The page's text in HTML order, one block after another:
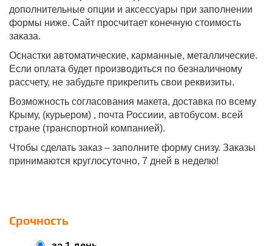
дополнительные опции и аксессуары при заполнении
формы ниже. Сайт просчитает конечную стоимость
заказа.
Оснастки автоматические, карманные, металлические.
Если оплата будет производиться по безналичному
рассчету, не забудьте прикрепить свои реквизиты.
Возможность согласования макета, доставка по всему
Крыму, (курьером) , почта Россиии, автобусом. всей
стране (транспортной компанией).
Чтобы сделать заказ – заполните форму снизу. Заказы
принимаются круглосуточно, 7 дней в неделю!
Срочность